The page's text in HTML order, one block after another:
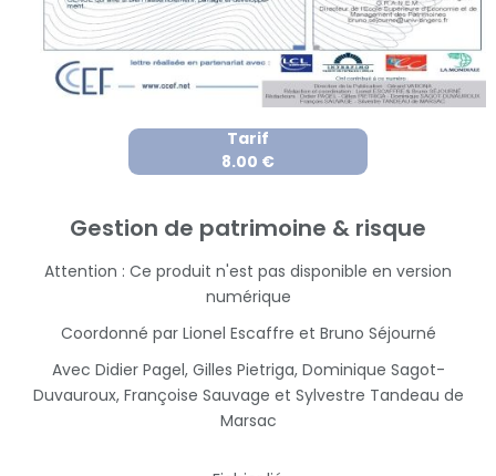
Tarif
8.00 €
Gestion de patrimoine & risque
Attention : Ce produit n'est pas disponible en version
numérique
Coordonné par Lionel Escaffre et Bruno Séjourné
Avec Didier Pagel, Gilles Pietriga, Dominique Sagot-
Duvauroux, Françoise Sauvage et Sylvestre Tandeau de
Marsac